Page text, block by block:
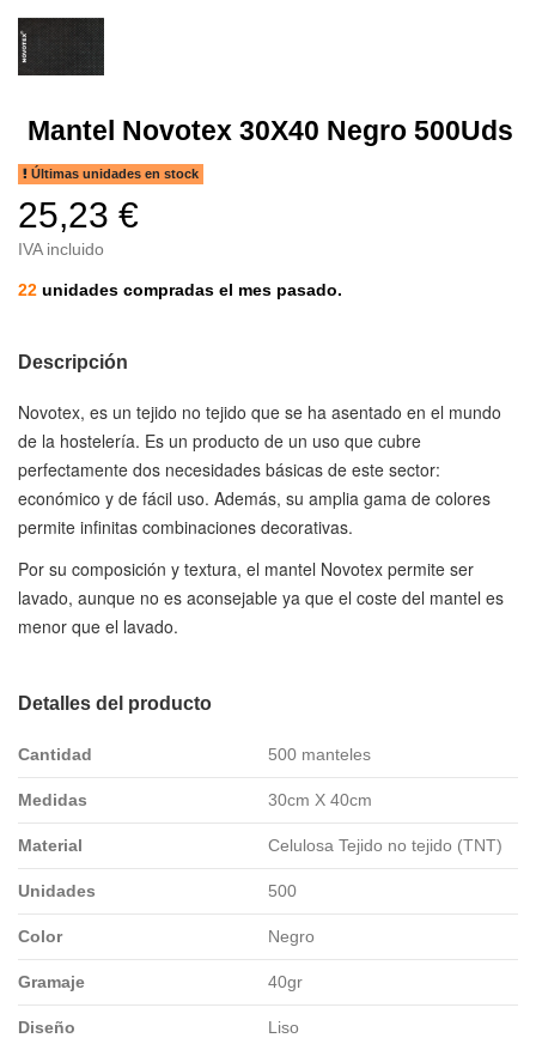
Mantel Novotex 30X40 Negro 500Uds
Últimas unidades en stock
25,23 €
IVA incluido
22 unidades compradas el mes pasado.
Descripción
Novotex, es un tejido no tejido que se ha asentado en el mundo
de la hostelería. Es un producto de un uso que cubre
perfectamente dos necesidades básicas de este sector:
económico y de fácil uso. Además, su amplia gama de colores
permite infinitas combinaciones decorativas.
Por su composición y textura, el mantel Novotex permite ser
lavado, aunque no es aconsejable ya que el coste del mantel es
menor que el lavado.
Detalles del producto
Cantidad 500 manteles
Medidas 30cm X 40cm
Material Celulosa Tejido no tejido (TNT)
Unidades 500
Color Negro
Gramaje 40gr
Diseño Liso